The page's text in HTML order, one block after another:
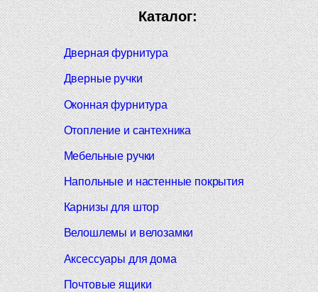
Каталог:
Дверная фурнитура
Дверные ручки
Оконная фурнитура
Отопление и сантехника
Мебельные ручки
Напольные и настенные покрытия
Карнизы для штор
Велошлемы и велозамки
Аксессуары для дома
Почтовые ящики